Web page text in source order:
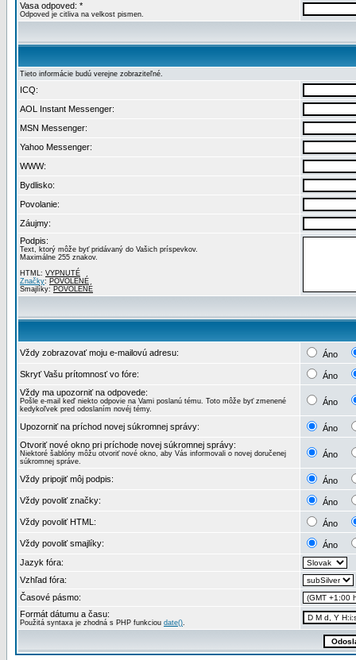
Vasa odpoved: *
Odpoved je citliva na velkost pismen.
Tieto informácie budú verejne zobraziteľné.
ICQ:
AOL Instant Messenger:
MSN Messenger:
Yahoo Messenger:
WWW:
Bydlisko:
Povolanie:
Záujmy:
Podpis:
Text, ktorý môže byť pridávaný do Vašich príspevkov.
Maximálne 255 znakov.
HTML: VYPNUTÉ
Značky: POVOLENÉ
Smajlíky: POVOLENÉ
Vždy zobrazovať moju e-mailovú adresu: Áno
Skryť Vašu prítomnosť vo fóre:
Áno
Vždy ma upozorniť na odpovede:
Pošle e-mail keď niekto odpovie na Vami poslanú tému. Toto môže byť zmenené
kedykoľvek pred odoslaním novéj témy.
Áno
Upozorniť na príchod novej súkromnej správy:
Áno
Otvoriť nové okno pri príchode novej súkromnej správy:
Niektoré šablóny môžu otvoriť nové okno, aby Vás informovali o novej doručenej
súkromnej správe.
Áno
Vždy pripojiť môj podpis: Áno
Vždy povoliť značky: Áno
Vždy povoliť HTML: Áno
Vždy povoliť smajlíky:
Áno
Jazyk fóra:
Vzhľad fóra:
Časové pásmo:
Formát dátumu a času:
Použitá syntaxa je zhodná s PHP funkciou date().